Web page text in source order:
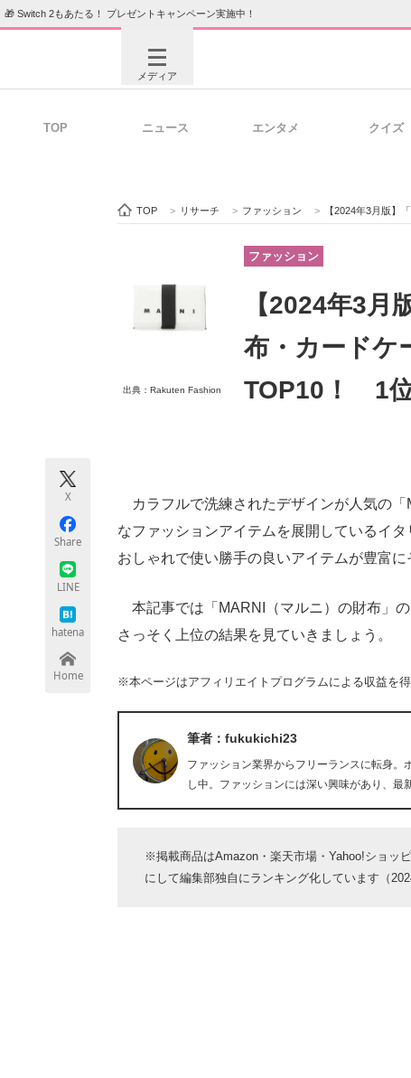
🎁 Switch 2もあたる！ プレゼントキャンペーン実施中！
メディア
ビジネスと働き方のヒント
ITエンジニア向け専門サイト
ちょっと気になるネットの話題
TOP ニュース エンタメ クイズ
TOP > リサーチ > ファッション > 【2024年3月版】「
出典：Rakuten Fashion
ファッション
【2024年3月
布・カードケ
TOP10！ 1位
X
Share
LINE
hatena
Home
カラフルで洗練されたデザインが人気の「
なファッションアイテムを展開しているイ
おしゃれで使い勝手の良いアイテムが豊富に
本記事では「MARNI（マルニ）の財布」
さっそく上位の結果を見ていきましょう。
※本ページはアフィリエイトプログラムによる収益を
筆者：fukukichi23
ファッション業界からフリーランスに転身。
し中。ファッションには深い興味があり、最
※掲載商品はAmazon・楽天市場・Yahoo!ショッ
にして編集部独自にランキング化しています（